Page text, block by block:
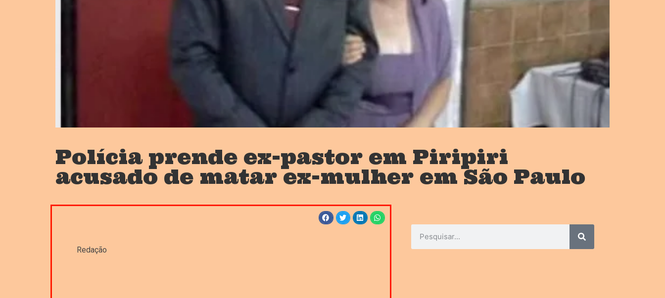
Polícia prende ex-pastor em Piripiri
acusado de matar ex-mulher em São Paulo
Redação